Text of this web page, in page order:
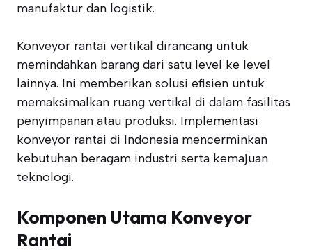
manufaktur dan logistik.
Konveyor rantai vertikal dirancang untuk
memindahkan barang dari satu level ke level
lainnya. Ini memberikan solusi efisien untuk
memaksimalkan ruang vertikal di dalam fasilitas
penyimpanan atau produksi. Implementasi
konveyor rantai di Indonesia mencerminkan
kebutuhan beragam industri serta kemajuan
teknologi.
Komponen Utama Konveyor
Rantai